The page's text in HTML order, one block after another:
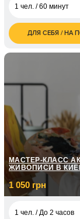
1 чел. / 60 минут
ДЛЯ СЕБЯ / НА
МАСТЕР-КЛАСС
ЖИВОПИСИ В
1 050 грн
1 чел. / До 2 часов